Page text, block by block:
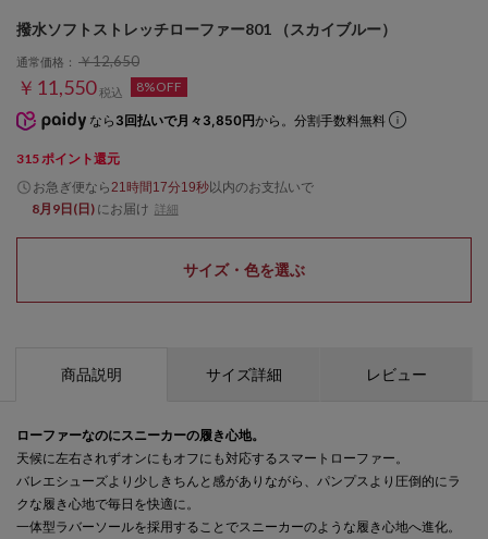
撥水ソフトストレッチローファー801 （スカイブルー）
通常価格： ￥12,650
￥11,550税込 8%OFF
なら 3回払いで月々3,850円から。分割手数料無料
315 ポイント還元
お急ぎ便なら 21時間17分19秒以内のお支払いで
8月9日(日) にお届け 詳細
サイズ・色を選ぶ
商品説明 サイズ詳細 レビュー
ローファーなのにスニーカーの履き心地。
天候に左右されずオンにもオフにも対応するスマートローファー。
バレエシューズより少しきちんと感がありながら、パンプスより圧倒的にラ
クな履き心地で毎日を快適に。
一体型ラバーソールを採用することでスニーカーのような履き心地へ進化。